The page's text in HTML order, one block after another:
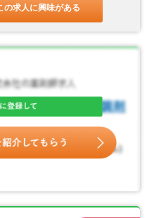
の求人に興味がある